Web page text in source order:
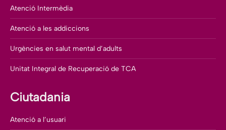
Atenció Intermèdia
Atenció a les addiccions
Urgències en salut mental d’adults
Unitat Integral de Recuperació de TCA
Ciutadania
Atenció a l’usuari